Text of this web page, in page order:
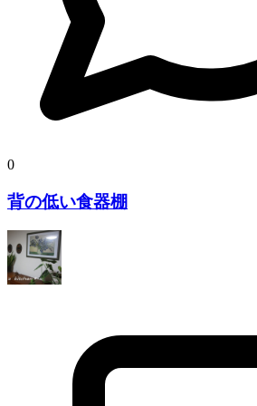
0
背の低い食器棚